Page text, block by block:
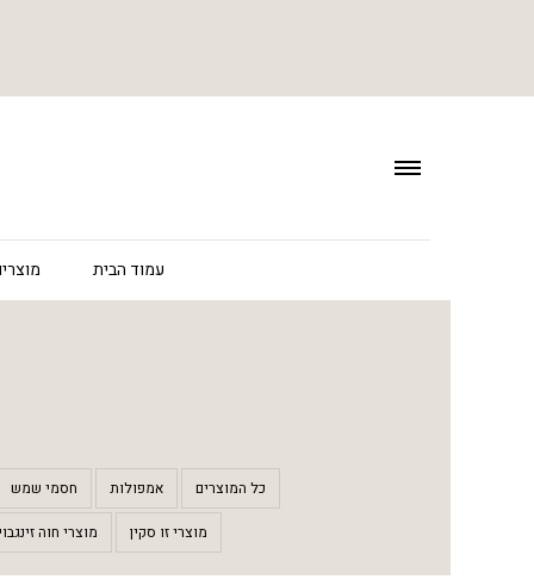
עמוד הבית
כל המוצרים אמפולות חסמי שמש
מוצרי זו סקין מוצרי חוה